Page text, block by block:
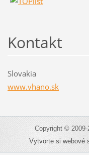
Kontakt
Slovakia
www.vhano.sk
Copyright ©
Vytvorte si webové